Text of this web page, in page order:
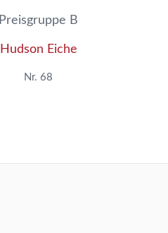
Preisgruppe B
Hudson Eiche
Nr. 68